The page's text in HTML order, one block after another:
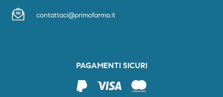
contattaci@primofarma.it
PAGAMENTI SICURI